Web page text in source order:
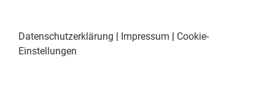
Datenschutzerklärung Impressum
Cookie-
Einstellungen